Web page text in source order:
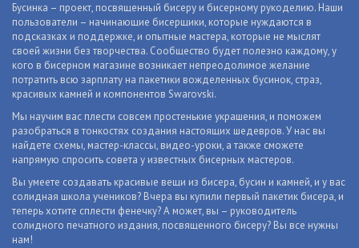
Бусинка – проект, посвященный бисеру и бисерному рукоделию. Наши
пользователи – начинающие бисерщики, которые нуждаются в
подсказках и поддержке, и опытные мастера, которые не мыслят
своей жизни без творчества. Сообщество будет полезно каждому, у
кого в бисерном магазине возникает непреодолимое желание
потратить всю зарплату на пакетики вожделенных бусинок, страз,
красивых камней и компонентов Swarovski.
Мы научим вас плести совсем простенькие украшения, и поможем
разобраться в тонкостях создания настоящих шедевров. У нас вы
найдете схемы, мастер-классы, видео-уроки, а также сможете
напрямую спросить совета у известных бисерных мастеров.
Вы умеете создавать красивые вещи из бисера, бусин и камней, и у вас
солидная школа учеников? Вчера вы купили первый пакетик бисера, и
теперь хотите сплести фенечку? А может, вы – руководитель
солидного печатного издания, посвященного бисеру? Вы все нужны
нам!